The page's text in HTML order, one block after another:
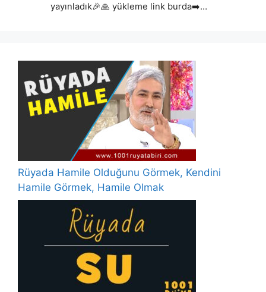
yayınladık🎉🙏 yükleme link burda➡️…
Rüyada Hamile Olduğunu Görmek, Kendini
Hamile Görmek, Hamile Olmak